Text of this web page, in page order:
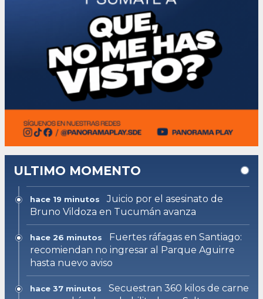
ULTIMO MOMENTO
hace 19 minutos
Juicio por el asesinato de
Bruno Vildoza en Tucumán avanza
hace 26 minutos
Fuertes ráfagas en Santiago:
recomiendan no ingresar al Parque Aguirre
hasta nuevo aviso
hace 37 minutos
Secuestran 360 kilos de carne